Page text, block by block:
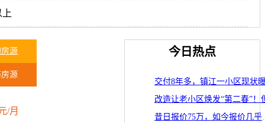
上
源
源
/月
今日热点
昔日报价75